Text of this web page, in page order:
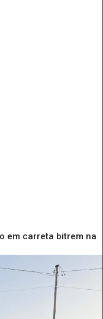
em carreta bitrem na